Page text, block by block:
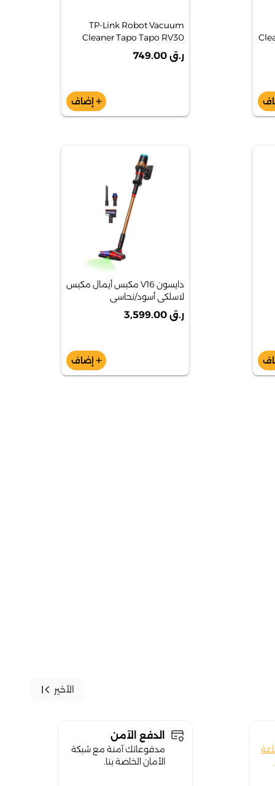
TP-Link Robot Vacuum
Cleaner Tapo Tapo RV30
Max 5300PA Hyper Scution
Robot Vacuum & Mop
ر.ق 749.00
add إضاف
دايسون V16 مكبس أيمال مكبس
لاسلكي أسود/نحاسي
ر.ق 3,599.00
add إضاف
الأخير first_page
الدفع الآمن
مدفوعاتك آمنة مع شبكة
الأمان الخاصة بنا.